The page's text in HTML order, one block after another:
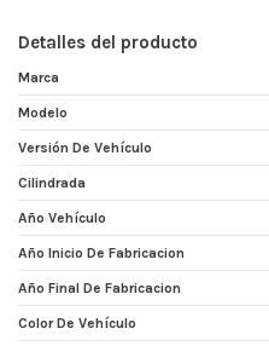
Detalles del producto
Marca
Modelo
Versión De Vehículo
Cilindrada
Año Vehículo
Año Inicio De Fabricacion
Año Final De Fabricacion
Color De Vehículo